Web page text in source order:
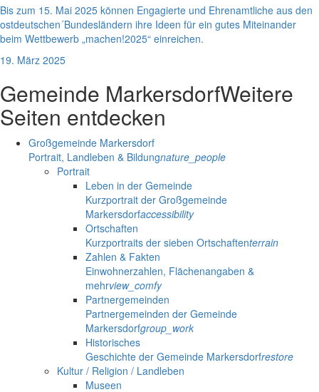
Bis zum 15. Mai 2025 können Engagierte und Ehrenamtliche aus den
ostdeutschen´Bundesländern ihre Ideen für ein gutes Miteinander
beim Wettbewerb „machen!2025“ einreichen.
19. März 2025
Gemeinde MarkersdorfWeitere
Seiten entdecken
Großgemeinde Markersdorf
Portrait, Landleben & Bildungnature_people
Portrait
Leben in der Gemeinde
Kurzportrait der Großgemeinde
Markersdorfaccessibility
Ortschaften
Kurzportraits der sieben Ortschaftenterrain
Zahlen & Fakten
Einwohnerzahlen, Flächenangaben &
mehrview_comfy
Partnergemeinden
Partnergemeinden der Gemeinde
Markersdorfgroup_work
Historisches
Geschichte der Gemeinde Markersdorfrestore
Kultur / Religion / Landleben
Museen